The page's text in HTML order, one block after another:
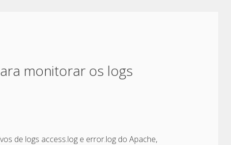
monitorar os logs
de logs access.log e error.log do Apache,